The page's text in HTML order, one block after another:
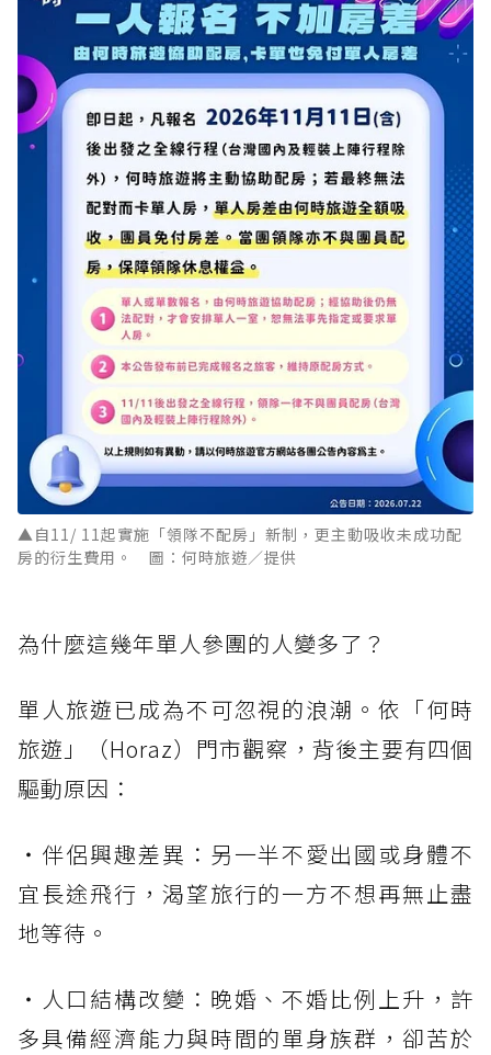
▲自11/ 11起實施「領隊不配房」新制，更主動吸收未成功配
房的衍生費用。 圖：何時旅遊／提供
為什麼這幾年單人參團的人變多了？
單人旅遊已成為不可忽視的浪潮。依「何時
旅遊」（Horaz）門市觀察，背後主要有四個
驅動原因：
・伴侶興趣差異：另一半不愛出國或身體不
宜長途飛行，渴望旅行的一方不想再無止盡
地等待。
・人口結構改變：晚婚、不婚比例上升，許
多具備經濟能力與時間的單身族群，卻苦於